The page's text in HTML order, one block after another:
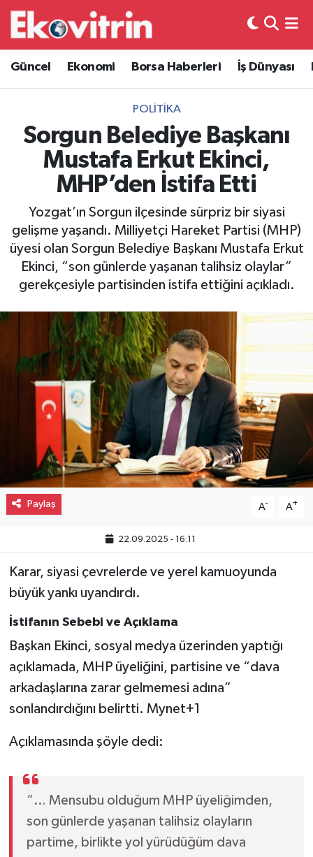
Güncel Ekonomi Borsa Haberleri İş Dünyası
POLITIKA
Sorgun Belediye Başkanı
Mustafa Erkut Ekinci,
MHP’den İstifa Etti
Yozgat’ın Sorgun ilçesinde sürpriz bir siyasi
gelişme yaşandı. Milliyetçi Hareket Partisi (MHP)
üyesi olan Sorgun Belediye Başkanı Mustafa Erkut
Ekinci, “son günlerde yaşanan talihsiz olaylar”
gerekçesiyle partisinden istifa ettiğini açıkladı.
Paylaş A- A+
22.09.2025 - 16:11
Karar, siyasi çevrelerde ve yerel kamuoyunda
büyük yankı uyandırdı.
İstifanın Sebebi ve Açıklama
Başkan Ekinci, sosyal medya üzerinden yaptığı
açıklamada, MHP üyeliğini, partisine ve “dava
arkadaşlarına zarar gelmemesi adına”
sonlandırdığını belirtti. Mynet+1
Açıklamasında şöyle dedi:
“… Mensubu olduğum MHP üyeliğimden,
son günlerde yaşanan talihsiz olayların
partime, birlikte yol yürüdüğüm dava
Güncel
Ekonomi
Borsa Haberleri
İş Dünyası
Lojistik
Otovitrin
Asayiş
Gayrimenkul
Spor
Eğitim
Hava Durumu
Trafik Durumu
Süper Lig Puan Durumu ve Fikstür
Tüm Manşetler
Son Dakika Haberleri
Haber Arşivi